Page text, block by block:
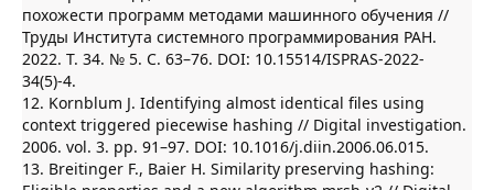
похожести программ методами машинного обучения //
Труды Института системного программирования РАН.
2022. Т. 34. № 5. С. 63–76. DOI: 10.15514/ISPRAS-2022-
34(5)-4.
12. Kornblum J. Identifying almost identical files using
context triggered piecewise hashing // Digital investigation.
2006. vol. 3. pp. 91–97. DOI: 10.1016/j.diin.2006.06.015.
13. Breitinger F., Baier H. Similarity preserving hashing: